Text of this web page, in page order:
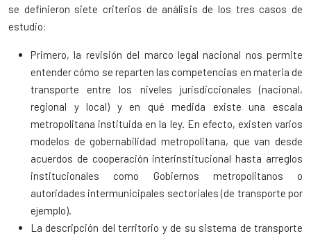
se definieron siete criterios de análisis de los tres casos de
estudio:
Primero, la revisión del marco legal nacional nos permite
entender cómo se reparten las competencias en materia de
transporte entre los niveles jurisdiccionales (nacional,
regional y local) y en qué medida existe una escala
metropolitana instituida en la ley. En efecto, existen varios
modelos de gobernabilidad metropolitana, que van desde
acuerdos de cooperación interinstitucional hasta arreglos
institucionales como Gobiernos metropolitanos o
autoridades intermunicipales sectoriales (de transporte por
ejemplo).
La descripción delterritorio y de su sistema de transporte